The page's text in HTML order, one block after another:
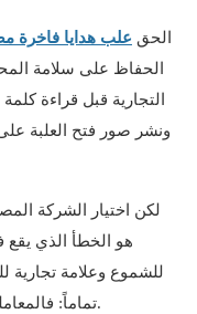
الحق علب هدايا
الحفاظ على سلامة
التجارية قبل قراءة
ونشر صور فتح العلبة
لكن اختيار الشركة
هو الخطأ الذي يقع
للشموع وعلامة تجارية
تماماً: فالمعاملة نفسها لن تؤدي إلا إلى تغليف غير جذاب.